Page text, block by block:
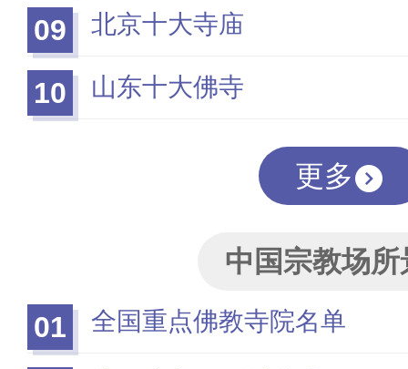
09 北京十大寺庙
10 山东十大佛寺
更多
中国宗教场所
01
全国重点佛教寺院名单